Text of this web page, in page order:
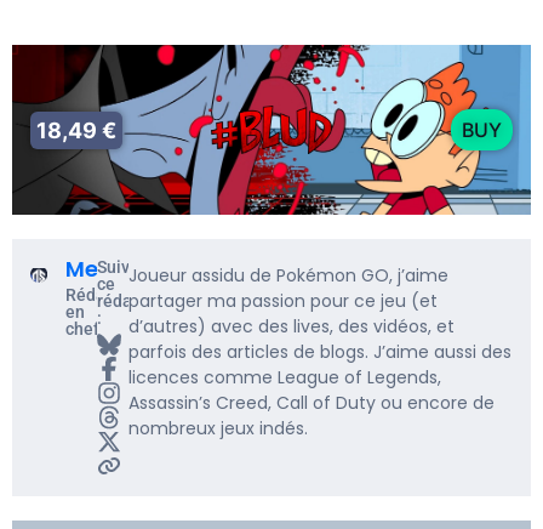
18,49 € BUY
Me5rine_
Rédacteur
en
chef
Suivre
ce
rédacteur
:
Joueur assidu de Pokémon GO, j’aime
partager ma passion pour ce jeu (et
d’autres) avec des lives, des vidéos, et
parfois des articles de blogs. J’aime aussi des
licences comme League of Legends,
Assassin’s Creed, Call of Duty ou encore de
nombreux jeux indés.